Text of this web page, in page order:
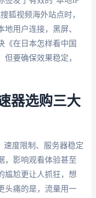
狐视频海外站点时，
用户连接，黑屏、
《在日本怎样看中国
要确保效果稳定，
器选购三大
速度限制、服务器稳定
，影响观看体验甚至
尴尬更让人抓狂，想
头痛的是，流量用一